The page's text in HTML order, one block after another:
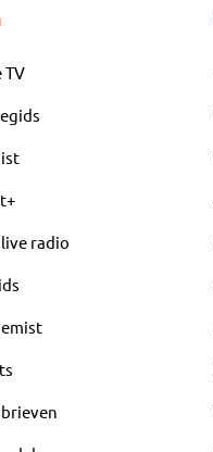
TV
radio